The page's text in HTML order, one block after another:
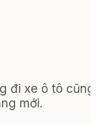
đi xe ô tô
mới.